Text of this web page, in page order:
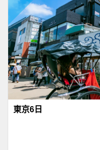
東京6日